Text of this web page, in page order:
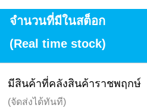
จำนวนที่มีในสต็อก
(Real time stock)
มีสินค้าที่คลังสินค้าราชพฤกษ์
(จัดส่งได้ทันที)